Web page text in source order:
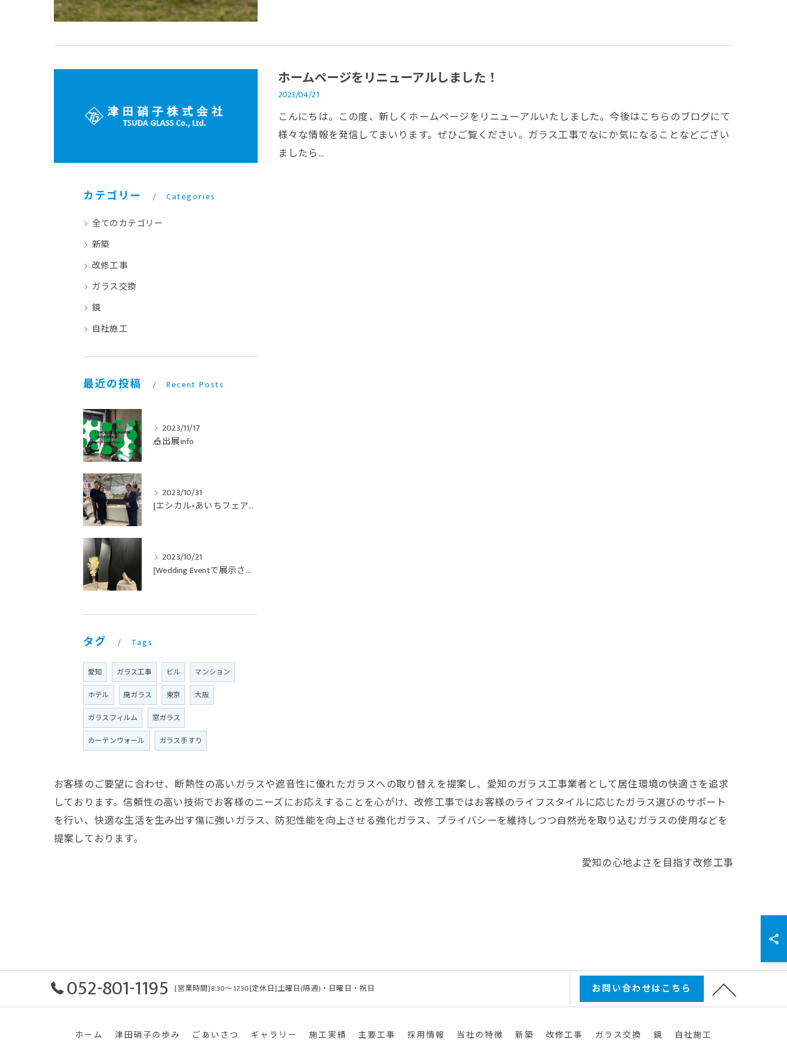
ホームページをリニューアルしました！
2023/04/21
こんにちは。この度、新しくホームページをリニューアルいたしました。今後はこちらのブログにて
様々な情報を発信してまいります。ぜひご覧ください。ガラス工事でなにか気になることなどござい
ましたら…
カテゴリー Categories
全てのカテゴリー
新築
改修工事
ガラス交換
鏡
自社施工
最近の投稿 Recent Posts
2023/11/17
🎪出展info
2023/10/31
[エシカル×あいちフェア4日間の出店ありがとうございました✨...
2023/10/21
[Wedding Eventで展示させていただきました]
タグ Tags
愛知 ガラス工事 ビル
マンション
ホテル
廃ガラス 東京
大阪
ガラスフィルム
窓ガラス
カーテンウォール
ガラス手すり
お客様のご要望に合わせ、断熱性の高いガラスや遮音性に優れたガラスへの取り替えを提案し、愛知のガラス工事業者として居住環境の快適さを追求
しております。信頼性の高い技術でお客様のニーズにお応えすることを心がけ、改修工事ではお客様のライフスタイルに応じたガラス選びのサポート
を行い、快適な生活を生み出す傷に強いガラス、防犯性能を向上させる強化ガラス、プライバシーを維持しつつ自然光を取り込むガラスの使用などを
提案しております。
愛知の心地よさを目指す改修工事
052-801-1195 [営業時間]8:30〜17:30[定休日]土曜日(隔週)・日曜日・祝日 お問い合わせはこちら
ホーム 津田硝子の歩み ごあいさつ ギャラリー 施工実績 主要工事 採用情報 当社の特徴 新築 改修工事 ガラス交換 鏡
自社施工